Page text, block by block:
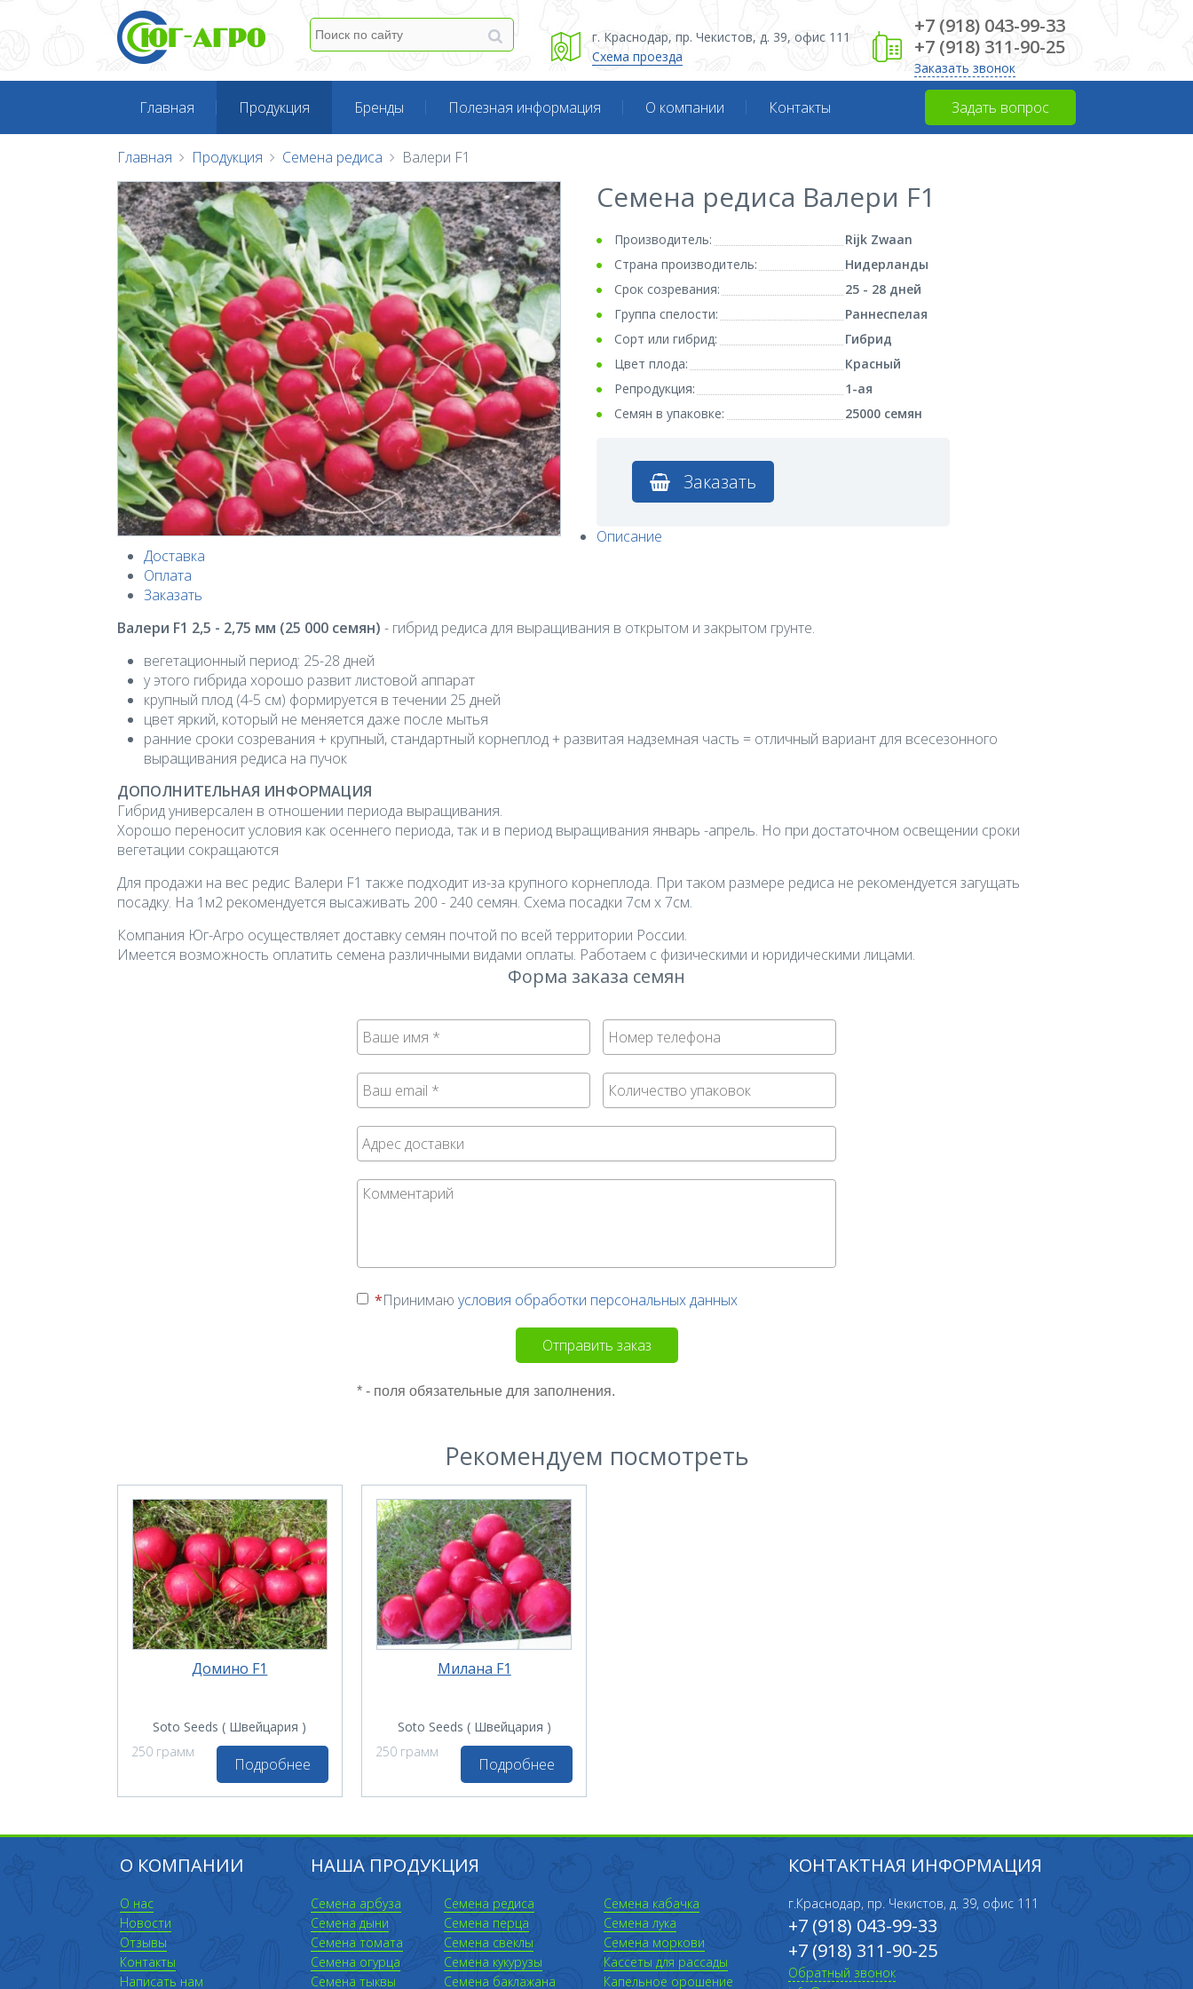
г. Краснодар, пр. Чекистов, д. 39, офис 111
Схема проезда
+7 (918) 043-99-33
+7 (918) 311-90-25
Заказать звонок
Главная Продукция Бренды Полезная информация О компании Контакты Задать вопрос
Главная Продукция Семена редиса Валери F1
Семена редиса Валери F1
Производитель:
Rijk Zwaan
Страна производитель:
Нидерланды
Срок созревания:
25 - 28 дней
Группа спелости:
Раннеспелая
Сорт или гибрид:
Гибрид
Цвет плода:
Красный
Репродукция:
1-ая
Семян в упаковке:
25000 семян
Заказать
Описание
Доставка
Оплата
Заказать
Валери F1 2,5 - 2,75 мм (25 000 семян) - гибрид редиса для выращивания в открытом и закрытом грунте.
вегетационный период: 25-28 дней
у этого гибрида хорошо развит листовой аппарат
крупный плод (4-5 см) формируется в течении 25 дней
цвет яркий, который не меняется даже после мытья
ранние сроки созревания + крупный, стандартный корнеплод + развитая надземная часть = отличный вариант для всесезонного
выращивания редиса на пучок
ДОПОЛНИТЕЛЬНАЯ ИНФОРМАЦИЯ
Гибрид универсален в отношении периода выращивания.
Хорошо переносит условия как осеннего периода, так и в период выращивания январь -апрель. Но при достаточном освещении сроки
вегетации сокращаются
Для продажи на вес редис Валери F1 также подходит из-за крупного корнеплода. При таком размере редиса не рекомендуется загущать
посадку. На 1м2 рекомендуется высаживать 200 - 240 семян. Схема посадки 7см х 7см.
Компания Юг-Агро осуществляет доставку семян почтой по всей территории России.
Имеется возможность оплатить семена различными видами оплаты. Работаем с физическими и юридическими лицами.
Форма заказа семян
Принимаю условия обработки персональных данных
Отправить заказ
* - поля обязательные для заполнения.
Рекомендуем посмотреть
Домино F1
Soto Seeds ( Швейцария )
Подробнее
250 грамм
Милана F1
Soto Seeds ( Швейцария )
Подробнее
250 грамм
О КОМПАНИИ НАША ПРОДУКЦИЯ КОНТАКТНАЯ ИНФОРМАЦИЯ
О нас
Новости
Отзывы
Контакты
Написать нам
Семена арбуза
Семена дыни
Семена томата
Семена огурца
Семена тыквы
Семена редиса
Семена перца
Семена свеклы
Семена кукурузы
Семена баклажана
Семена кабачка
Семена лука
Семена моркови
Кассеты для рассады
Капельное орошение
г.Краснодар, пр. Чекистов, д. 39, офис 111
+7 (918) 043-99-33
+7 (918) 311-90-25
Обратный звонок